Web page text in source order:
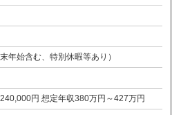
年始含む、特別休暇等あり）
円 想定年収380万円～427万円